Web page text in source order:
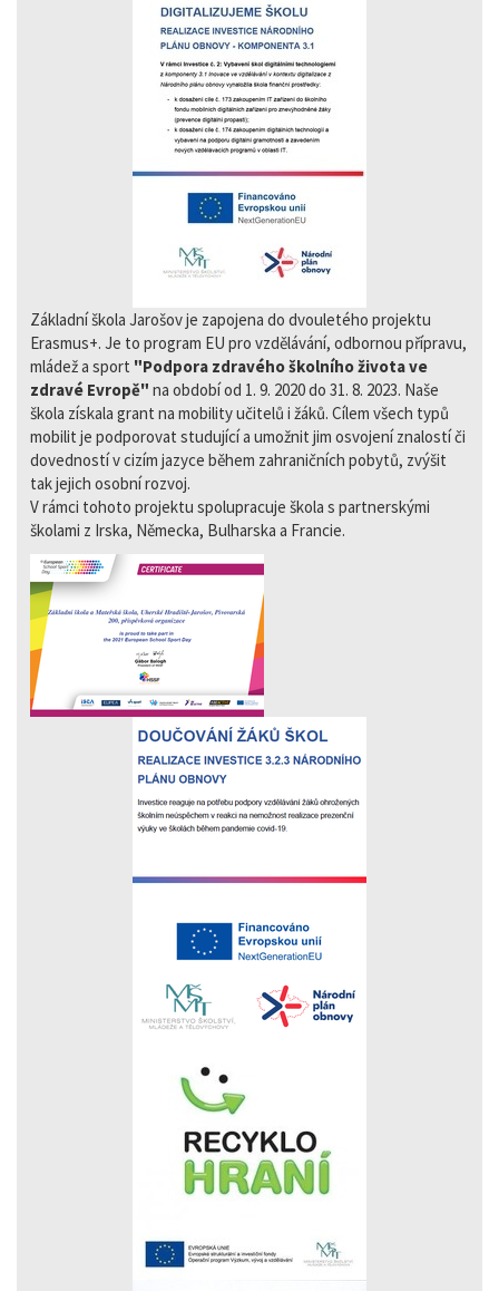
Základní škola Jarošov je zapojena do dvouletého projektu
Erasmus+. Je to program EU pro vzdělávání, odbornou přípravu,
mládež a sport "Podpora zdravého školního života ve
zdravé Evropě" na období od 1. 9. 2020 do 31. 8. 2023. Naše
škola získala grant na mobility učitelů i žáků. Cílem všech typů
mobilit je podporovat studující a umožnit jim osvojení znalostí či
dovedností v cizím jazyce během zahraničních pobytů, zvýšit
tak jejich osobní rozvoj.
V rámci tohoto projektu spolupracuje škola s partnerskými
školami z Irska, Německa, Bulharska a Francie.